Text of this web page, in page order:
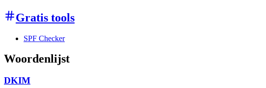
Gratis tools
SPF Checker
Woordenlijst
DKIM